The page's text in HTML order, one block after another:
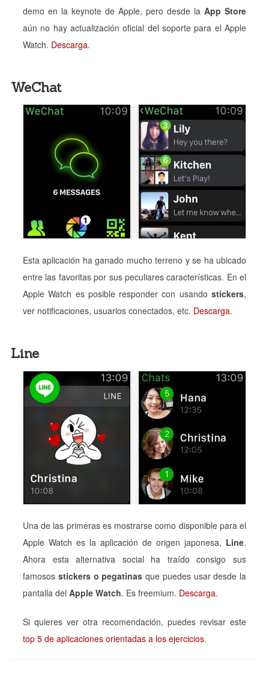
demo en la keynote de Apple, pero desde la App Store
aún no hay actualización oficial del soporte para el Apple
Watch. Descarga.
WeChat
Esta aplicación ha ganado mucho terreno y se ha ubicado
entre las favoritas por sus peculiares características. En el
Apple Watch es posible responder con usando stickers,
ver notificaciones, usuarios conectados, etc. Descarga.
Line
Una de las primeras es mostrarse como disponible para el
Apple Watch es la aplicación de origen japonesa, Line.
Ahora esta alternativa social ha traído consigo sus
famosos stickers o pegatinas que puedes usar desde la
pantalla del Apple Watch. Es freemium. Descarga.
Si quieres ver otra recomendación, puedes revisar este
top 5 de aplicaciones orientadas a los ejercicios.